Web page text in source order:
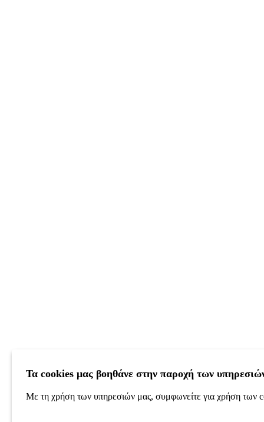
Τα cookies μας βοηθάνε στην παροχή των
Με τη χρήση των υπηρεσιών μας, συμφωνείτε για χρήση των